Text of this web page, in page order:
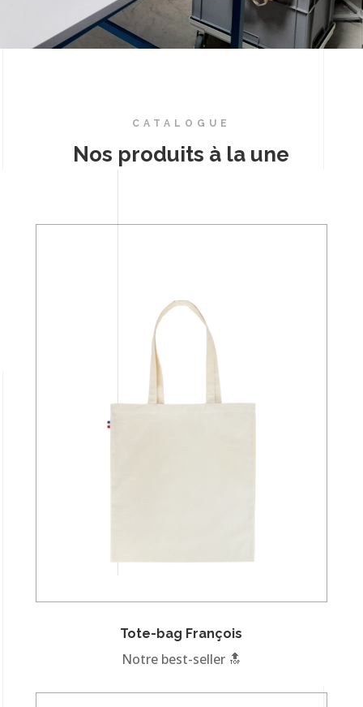
CATALOGUE
Nos produits à la une
Tote-bag François
Notre best-seller 🔝